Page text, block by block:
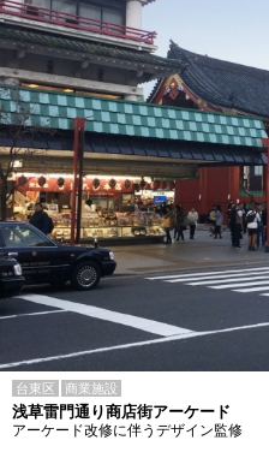
台東区 商業施設
浅草雷門通り商店街アーケード
アーケード改修に伴うデザイン監修